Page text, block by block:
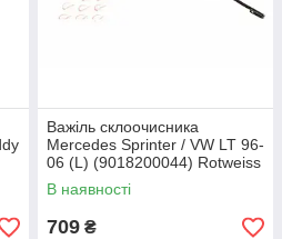
Важіль склоочисника
Mercedes Sprinter / VW LT 96-
06 (L) (9018200044) Rotweiss
RW82073
В наявності
709 ₴